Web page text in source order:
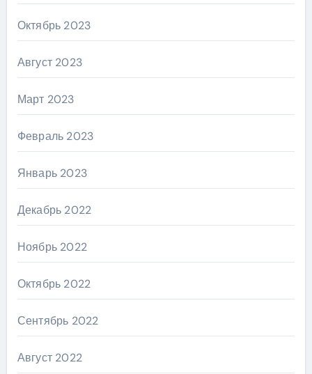
Октябрь 2023
Август 2023
Март 2023
Февраль 2023
Январь 2023
Декабрь 2022
Ноябрь 2022
Октябрь 2022
Сентябрь 2022
Август 2022